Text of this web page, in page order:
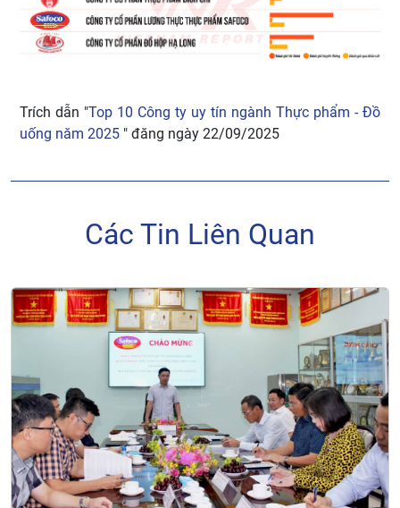
Trích dẫn "Top 10 Công ty uy tín ngành Thực phẩm - Đồ
uống năm 2025 " đăng ngày 22/09/2025
Các Tin Liên Quan